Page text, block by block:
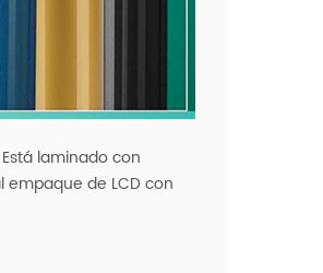
laminado con
de LCD con